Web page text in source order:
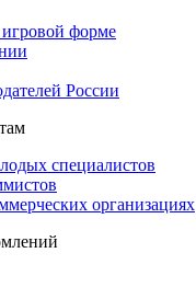
форме
России
специалистов
организациях